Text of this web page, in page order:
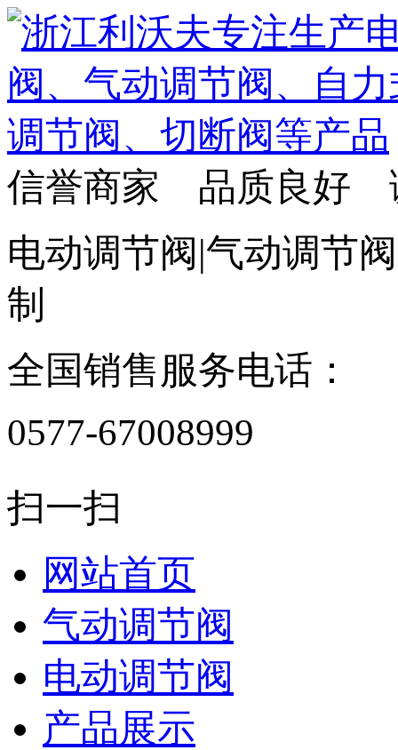
信誉商家 品质良好
电动调节阀|气动调节
制
全国销售服务电话：
0577-67008999
扫一扫
网站首页
气动调节阀
电动调节阀
产品展示